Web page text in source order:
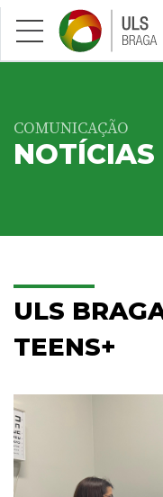
Saltar para conteúdo
COMUNICAÇÃO
NOTÍCIAS
ULS
TEENS+